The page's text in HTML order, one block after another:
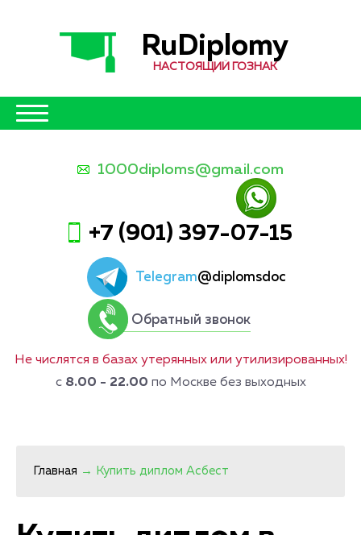
RuDiplomy
НАСТОЯЩИЙ ГОЗНАК
1000diploms@gmail.com
+7 (901) 397-07-15
Telegram@diplomsdoc
Обратный звонок
Не числятся в базах утерянных или утилизированных!
с 8.00 - 22.00 по Москве без выходных
Главная → Купить диплом Асбест